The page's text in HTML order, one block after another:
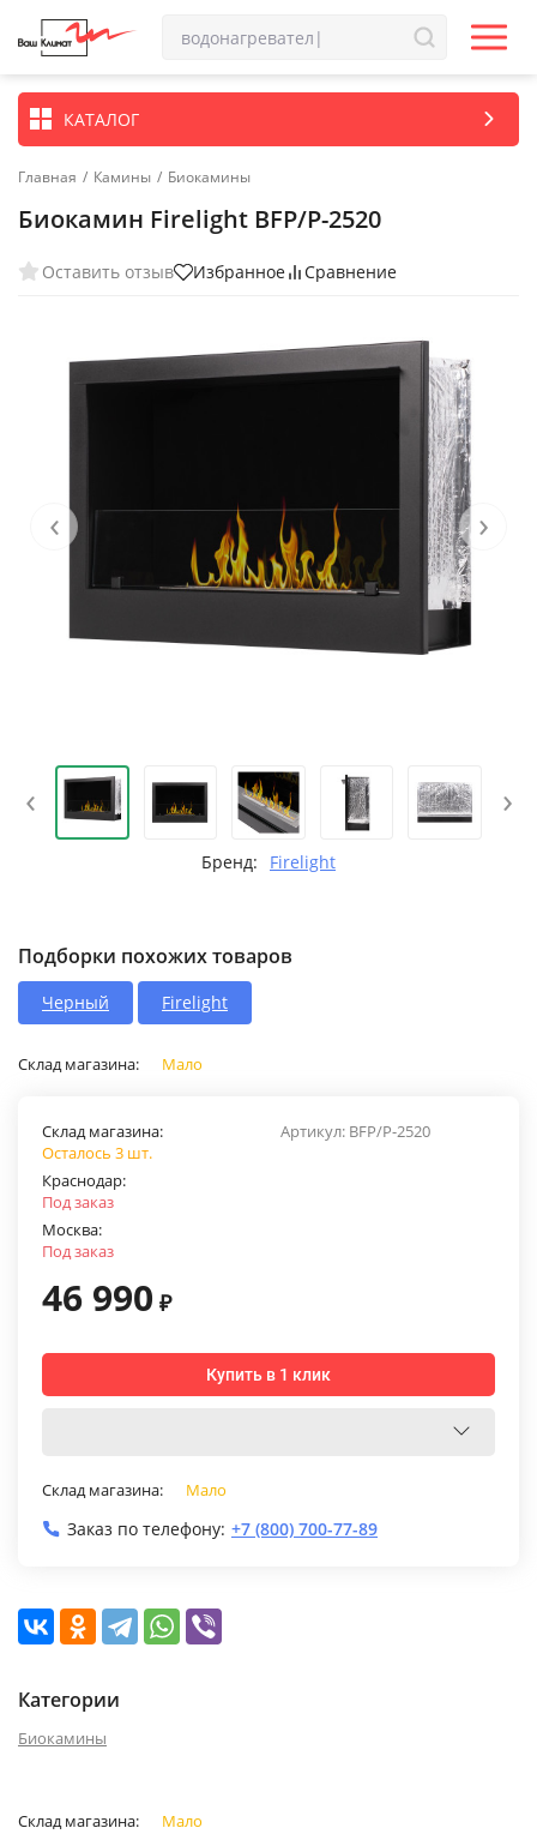
КАТАЛОГ
Главная / Камины / Биокамины
Биокамин Firelight BFP/P-2520
Оставить отзыв Избранное Сравнение
‹ ›
‹ ›
Бренд: Firelight
Подборки похожих товаров
Черный Firelight
Склад магазина: Мало
Артикул: BFP/P-2520
Склад магазина:
Осталось 3 шт.
Краснодар:
Под заказ
Москва:
Под заказ
46 990 ₽
Купить в 1 клик
Склад магазина: Мало
Заказ по телефону: +7 (800) 700-77-89
Категории
Биокамины
Склад магазина: Мало